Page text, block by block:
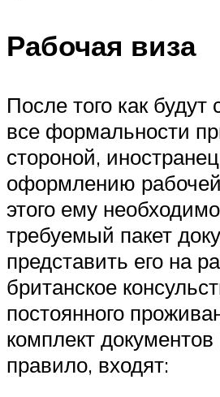
Рабочая виза
После того как
все формальности
стороной,
оформлению
этого ему
требуемый пакет
представить его на
британское
постоянного
комплект документов
правило, входят: